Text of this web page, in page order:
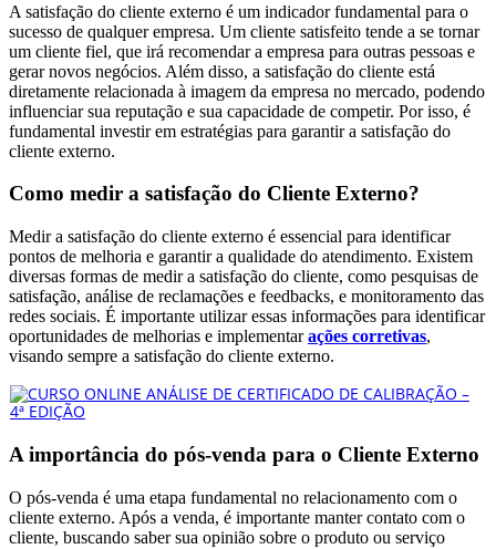
A satisfação do cliente externo é um indicador fundamental para o
sucesso de qualquer empresa. Um cliente satisfeito tende a se tornar
um cliente fiel, que irá recomendar a empresa para outras pessoas e
gerar novos negócios. Além disso, a satisfação do cliente está
diretamente relacionada à imagem da empresa no mercado, podendo
influenciar sua reputação e sua capacidade de competir. Por isso, é
fundamental investir em estratégias para garantir a satisfação do
cliente externo.
Como medir a satisfação do Cliente Externo?
Medir a satisfação do cliente externo é essencial para identificar
pontos de melhoria e garantir a qualidade do atendimento. Existem
diversas formas de medir a satisfação do cliente, como pesquisas de
satisfação, análise de reclamações e feedbacks, e monitoramento das
redes sociais. É importante utilizar essas informações para identificar
oportunidades de melhorias e implementarações corretivas,
visando sempre a satisfação do cliente externo.
A importância do pós-venda para o Cliente Externo
O pós-venda é uma etapa fundamental no relacionamento com o
cliente externo. Após a venda, é importante manter contato com o
cliente, buscando saber sua opinião sobre o produto ou serviço